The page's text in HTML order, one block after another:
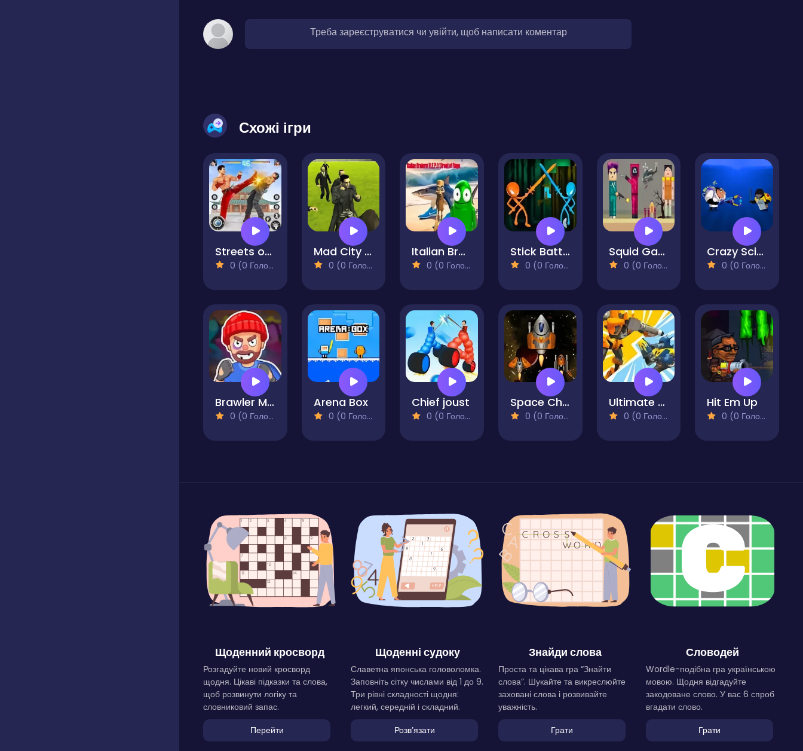
Треба зареєструватися чи увійти, щоб написати коментар
Схожі ігри
Streets of Rage
0 (0 Голосів)
Mad City Matrix
0 (0 Голосів)
Italian Brainrot R.E.P.O Street of Rage
0 (0 Голосів)
Stick Battle Fight
0 (0 Голосів)
Squid Game 3 Playground
0 (0 Голосів)
Crazy Scientist Game
0 (0 Голосів)
Brawler Man Fist of Fury
0 (0 Голосів)
Arena Box
0 (0 Голосів)
Chief joust
0 (0 Голосів)
Space Challenge
0 (0 Голосів)
Ultimate Robot Fighting
0 (0 Голосів)
Hit Em Up
0 (0 Голосів)
Щоденний кросворд
Розгадуйте новий кросворд
щодня. Цікаві підказки та слова,
щоб розвинути логіку та
словниковий запас.
Перейти
Щоденні судоку
Славетна японська головоломка.
Заповніть сітку числами від 1 до 9.
Три рівні складності щодня:
легкий, середній і складний.
Розвʼязати
Знайди слова
Проста та цікава гра “Знайти
слова”. Шукайте та викреслюйте
заховані слова і розвивайте
уважність.
Грати
Словодей
Wordle-подібна гра українською
мовою. Щодня відгадуйте
закодоване слово. У вас 6 спроб
вгадати слово.
Грати